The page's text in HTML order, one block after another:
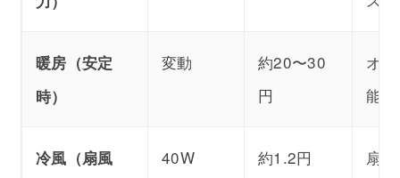
暖房（安定
時）
変動
約20〜30
円
オ
能。
冷風（扇風
40W 約1.2円
扇